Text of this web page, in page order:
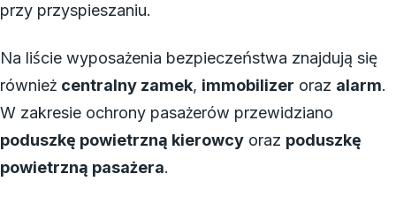
przy przyspieszaniu.
Na liście wyposażenia bezpieczeństwa znajdują się
również centralny zamek, immobilizer oraz alarm.
W zakresie ochrony pasażerów przewidziano
poduszkę powietrzną kierowcy oraz poduszkę
powietrzną pasażera.